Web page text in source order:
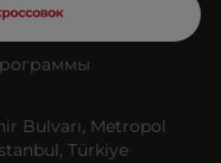
Bulvarı, Metropol
Türkiye